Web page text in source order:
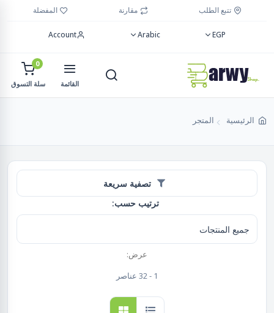
تتبع الطلب مقارنة المفضلة
EGP
Arabic
Account
القائمة
0
سلة التسوق
الرئيسية المتجر
تصفية سريعة
ترتيب حسب:
عرض:
1 - 32 عناصر